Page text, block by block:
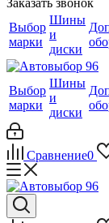
Заказать звонок
Выбор
марки
Шины
и
диски
Выбор
марки
Шины
и
диски
Сравнение0